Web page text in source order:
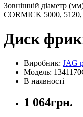
Зовнішній діаметр
CORMICK 5000, 5120,
Диск
Виробник: JAG
Модель:
В наявності
1 064грн.